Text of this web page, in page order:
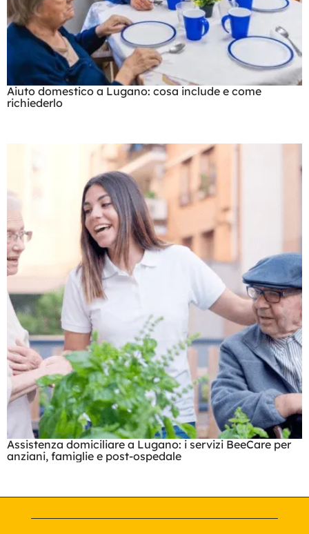
Aiuto domestico a Lugano: cosa include e come
richiederlo
Assistenza domiciliare a Lugano: i servizi BeeCare per
anziani, famiglie e post-ospedale